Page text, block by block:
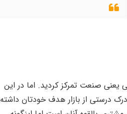
یعنی صنعت تمرکز کردید. اما در این
درستی از بازار هدف خودتان داشته